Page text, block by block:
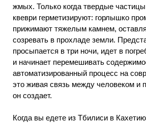
жмых. Только когда твердые
квеври герметизируют: горлышко
прижимают тяжелым камнем,
созревать в прохладе земли.
просыпается в три ночи, идет в
и начинает перемешивать
автоматизированный процесс на
это живая связь между человеком и
он создает.
Когда вы едете из Тбилиси в